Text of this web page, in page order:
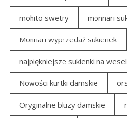
mohito swetry monnari
Monnari wyprzedaż sukienek
najpiękniejsze sukienki na
Nowości kurtki damskie
Oryginalne bluzy damskie